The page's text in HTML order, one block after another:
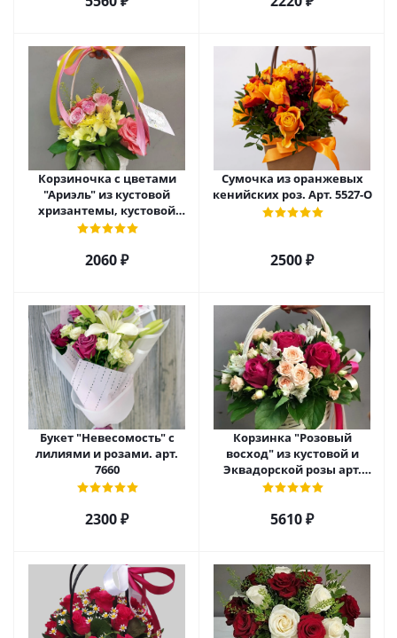
Корзиночка с цветами
"Ариэль" из кустовой
хризантемы, кустовой
розы и альстромерии арт.
2060 ₽
Сумочка из оранжевых
кенийских роз. Арт. 5527-О
2500 ₽
Букет "Невесомость" с
лилиями и розами. арт.
7660
2300 ₽
Корзинка "Розовый
восход" из кустовой и
Эквадорской розы арт.
5520
5610 ₽